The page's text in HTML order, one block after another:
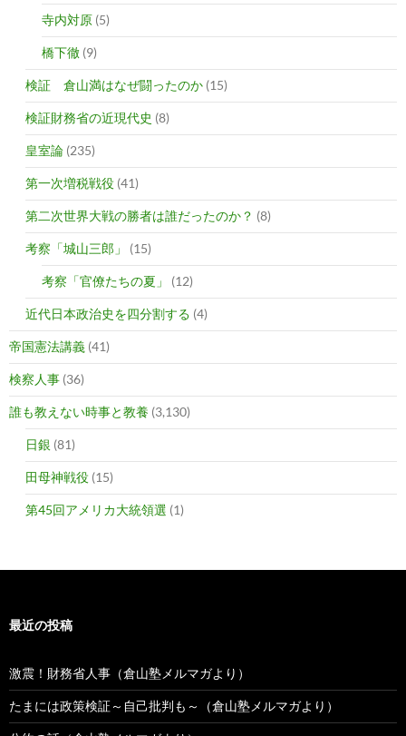
寺内対原 (5)
橋下徹 (9)
検証 倉山満はなぜ闘ったのか (15)
検証財務省の近現代史 (8)
皇室論 (235)
第一次増税戦役 (41)
第二次世界大戦の勝者は誰だったのか？ (8)
考察「城山三郎」 (15)
考察「官僚たちの夏」 (12)
近代日本政治史を四分割する (4)
帝国憲法講義 (41)
検察人事 (36)
誰も教えない時事と教養 (3,130)
日銀 (81)
田母神戦役 (15)
第45回アメリカ大統領選 (1)
最近の投稿
激震！財務省人事（倉山塾メルマガより）
たまには政策検証～自己批判も～（倉山塾メルマガより）